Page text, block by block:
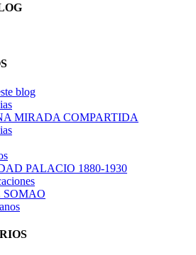
blog
MIRADA COMPARTIDA
PALACIO 1880-1930
SOMAO